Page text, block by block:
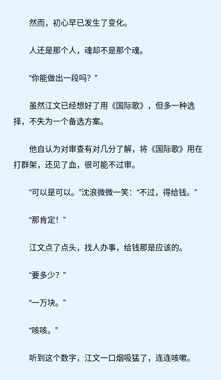
然而，初心早已发生了变化。
人还是那个人，魂却不是那个魂。
“你能做出一段吗？”
虽然江文已经想好了用《国际歌》，但多一种选
择，不失为一个备选方案。
他自认为对审查有对几分了解，将《国际歌》用在
打群架，还见了血，很可能不过审。
“可以是可以。”沈浪微微一笑：“不过，得给钱。”
“那肯定！”
江文点了点头，找人办事，给钱那是应该的。
“要多少？”
“一万块。”
“咳咳。”
听到这个数字，江文一口烟吸猛了，连连咳嗽。